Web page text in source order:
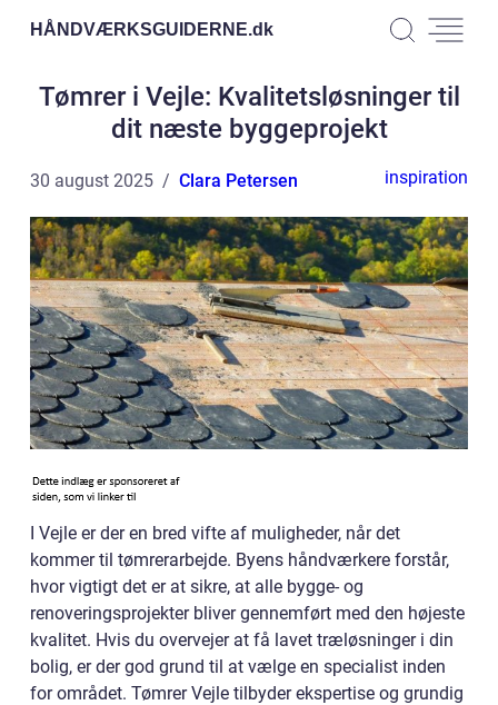
HÅNDVÆRKSGUIDERNE.dk
Tømrer i Vejle: Kvalitetsløsninger til
dit næste byggeprojekt
30 august 2025 Clara Petersen inspiration
I Vejle er der en bred vifte af muligheder, når det
kommer til tømrerarbejde. Byens håndværkere forstår,
hvor vigtigt det er at sikre, at alle bygge- og
renoveringsprojekter bliver gennemført med den højeste
kvalitet. Hvis du overvejer at få lavet træløsninger i din
bolig, er der god grund til at vælge en specialist inden
for området. Tømrer Vejle tilbyder ekspertise og grundig